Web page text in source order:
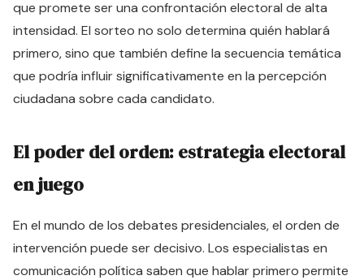
que promete ser una confrontación electoral de alta
intensidad. El sorteo no solo determina quién hablará
primero, sino que también define la secuencia temática
que podría influir significativamente en la percepción
ciudadana sobre cada candidato.
El poder del orden: estrategia electoral
en juego
En el mundo de los debates presidenciales, el orden de
intervención puede ser decisivo. Los especialistas en
comunicación política saben que hablar primero permite